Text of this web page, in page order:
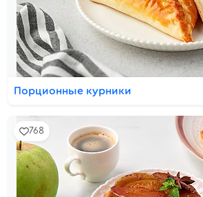
Порционные курники
768